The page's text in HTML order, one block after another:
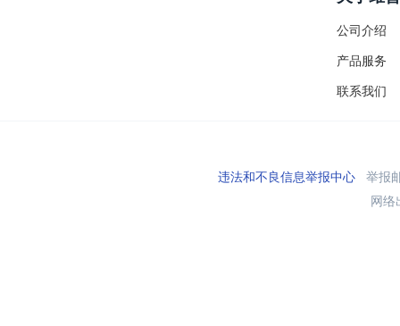
公司介绍
产品服务
联系我们
违法和不良信息举报中心举报
网